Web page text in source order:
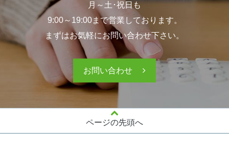
月～土･祝日も
9:00～19:00まで営業しております。
まずはお気軽にお問い合わせ下さい。
お問い合わせ
ページの先頭へ